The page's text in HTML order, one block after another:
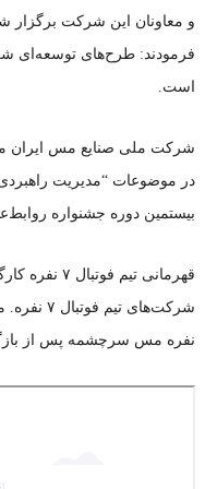
و معاونان این شرکت برگزار
فرمودند: طرح‌های توسعه‌ای
است.
شرکت ملی صنایع مس ایران
در موضوعات “مدیریت
بیستمین دوره جشنواره
قهرمانی
نفره مس سرچشمه پس از